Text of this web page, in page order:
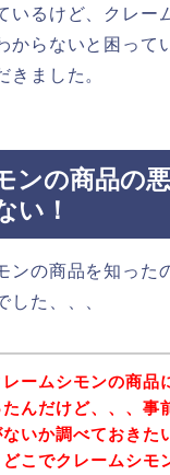
いるけど、クレー
からないと困って
きました。
ンの商品の
い！
ンの商品を知った
した、、、
ームシモンの商品
んだけど、、、事
いか調べておきた
こでクレームシモ